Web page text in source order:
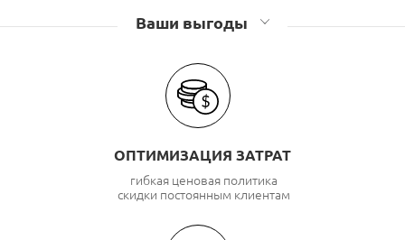
Ваши выгоды
ОПТИМИЗАЦИЯ ЗАТРАТ
гибкая ценовая политика
скидки постоянным клиентам